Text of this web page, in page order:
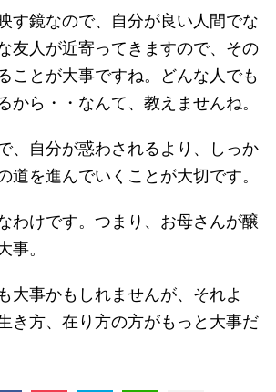
す鏡なので、自分が良い人間でな
友人が近寄ってきますので、その
ことが大事ですね。どんな人でも
から・・なんて、教えませんね。
、自分が惑わされるより、しっか
道を進んでいくことが大切です。
わけです。つまり、お母さんが醸
事。
大事かもしれませんが、それよ
き方、在り方の方がもっと大事だ